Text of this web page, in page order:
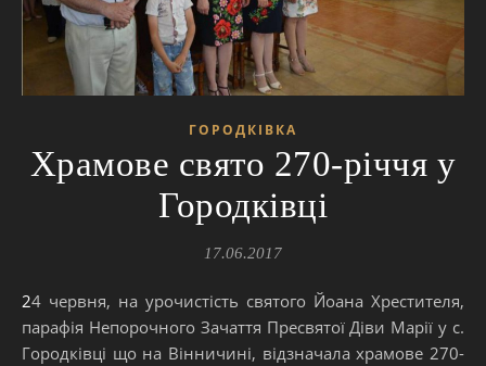
ГОРОДКІВКА
Храмове свято 270-річчя у
Городківці
17.06.2017
24 червня, на урочистість святого Йоана Хрестителя,
парафія Непорочного Зачаття Пресвятої Діви Марії у с.
Городківці що на Вінничині, відзначала храмове 270-